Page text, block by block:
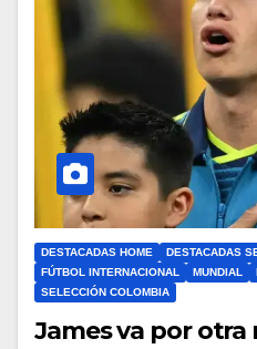
DESTACADAS HOME
DESTACADAS
FÚTBOL INTERNACIONAL
MUNDIAL
SELECCIÓN COLOMBIA
James va por